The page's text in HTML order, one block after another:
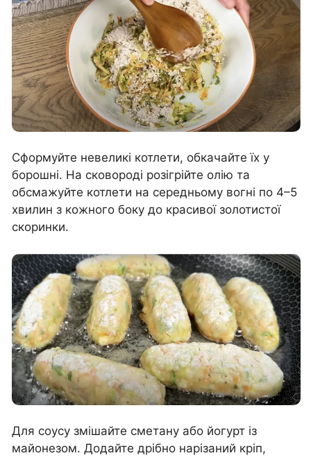
Сформуйте невеликі котлети, обкачайте їх у
борошні. На сковороді розігрійте олію та
обсмажуйте котлети на середньому вогні по 4–5
хвилин з кожного боку до красивої золотистої
скоринки.
Для соусу змішайте сметану або йогурт із
майонезом. Додайте дрібно нарізаний кріп,